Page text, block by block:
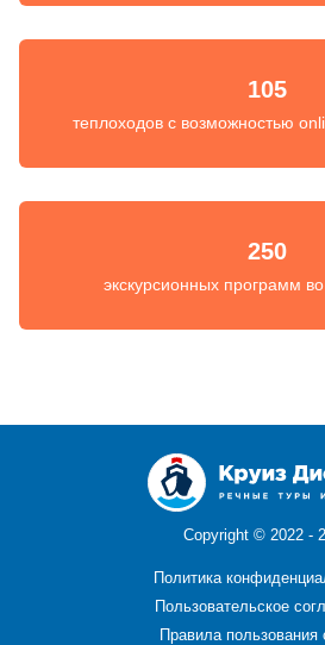
105
теплоходов с возможностью
250
экскурсионных программ
Copyright © 2022 -
Политика
Пользовательское
Правила пользования